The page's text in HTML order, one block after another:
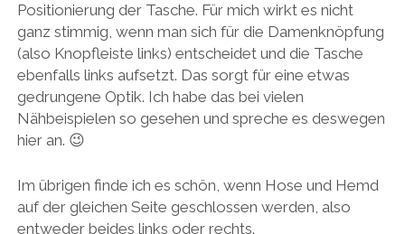
Positionierung der Tasche. Für mich wirkt es nicht
ganz stimmig, wenn man sich für die Damenknöpfung
(also Knopfleiste links) entscheidet und die Tasche
ebenfalls links aufsetzt. Das sorgt für eine etwas
gedrungene Optik. Ich habe das bei vielen
Nähbeispielen so gesehen und spreche es deswegen
hier an. 😉
Im übrigen finde ich es schön, wenn Hose und Hemd
auf der gleichen Seite geschlossen werden, also
entweder beides links oder rechts.